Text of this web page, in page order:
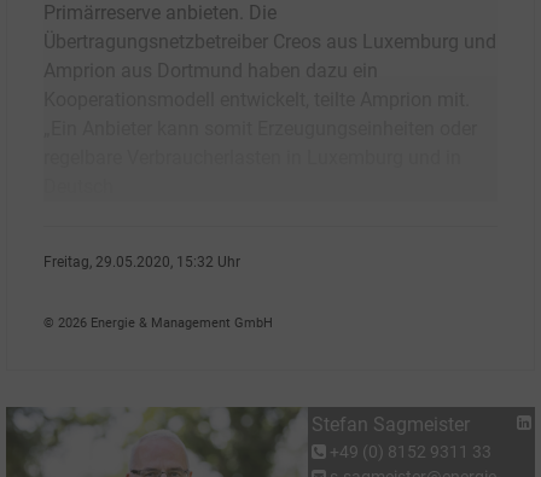
Primärreserve anbieten. Die
Übertragungsnetzbetreiber Creos aus Luxemburg und
Freitag, 29.05.2020, 15:32 Uhr
© 2026 Energie & Management GmbH
Stefan Sagmeister
+49 (0) 8152 9311 33